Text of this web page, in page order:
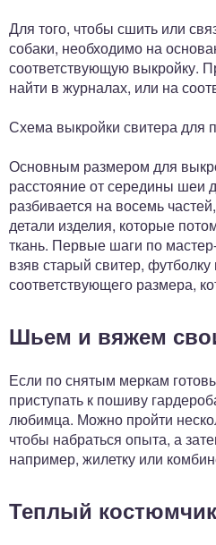
Для того, чтобы сшить или
собаки, необходимо на
соответствующую выкройку.
найти в журналах, или на
Схема выкройки свитера для
Основным размером для
расстояние от середины шеи
разбивается на восемь
детали изделия, которые
ткань. Первые шаги по
взяв старый свитер,
соответствующего размера,
Шьем и вяжем
Если по снятым меркам
приступать к пошиву
любимца. Можно пройти
чтобы набраться опыта, а
например, жилетку или
Теплый